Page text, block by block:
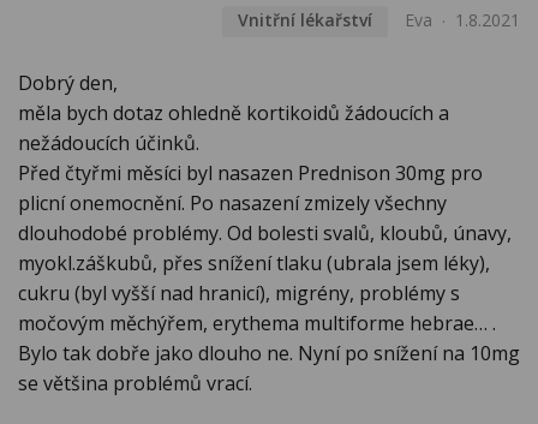
Vnitřní lékařství Eva 1.8.2021
Dobrý den,
měla bych dotaz ohledně kortikoidů žádoucích a
nežádoucích účinků.
Před čtyřmi měsíci byl nasazen Prednison 30mg pro
plicní onemocnění. Po nasazení zmizely všechny
dlouhodobé problémy. Od bolesti svalů, kloubů, únavy,
myokl.záškubů, přes snížení tlaku (ubrala jsem léky),
cukru (byl vyšší nad hranicí), migrény, problémy s
močovým měchýřem, erythema multiforme hebrae… .
Bylo tak dobře jako dlouho ne. Nyní po snížení na 10mg
se většina problémů vrací.